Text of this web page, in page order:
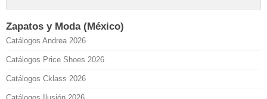
Zapatos y Moda (México)
Catálogos Andrea 2026
Catálogos Price Shoes 2026
Catálogos Cklass 2026